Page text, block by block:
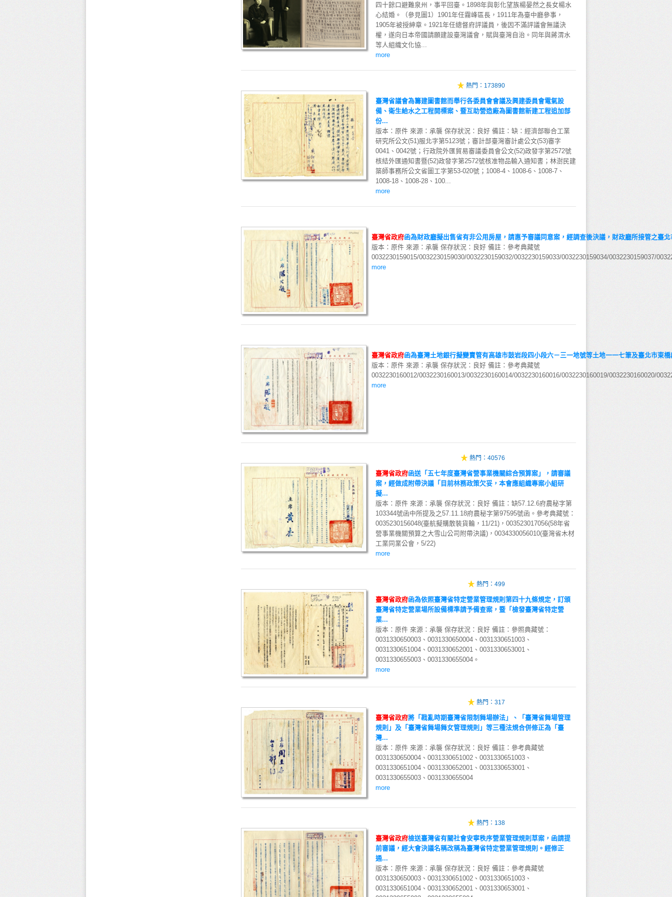
四十餘口避難泉州，事平回臺。1898年與彰化望族楊晏然之長女楊水
心結婚。（參見圖1）1901年任霧峰區長，1911年為臺中廳參事，
1905年被授紳章。1921年任總督府評議員，後因不滿評議會無議決
權，遂向日本帝國請願建設臺灣議會，賦與臺灣自治。同年與蔣渭水
等人組織文化協...
more
熱門： 173890
臺灣省議會為籌建圖書館而舉行各委員會會議及興建委員會電氣設
備、衛生給水之工程開標案、暨互助營造廠為圖書館新建工程追加部
份...
版本：原件 來源：承襲 保存狀況：良好 備註：缺：經濟部聯合工業
研究所公文(51)服北字第5123號；審計部臺灣審計處公文(53)審字
0041、0042號；行政院外匯貿易審議委員會公文(52)政發字第2572號
核結外匯通知書暨(52)政發字第2572號核准物品輸入通知書；林澍民建
築師事務所公文省圖工字第53-020號；1008-4、1008-6、1008-7、
1008-18、1008-28、100...
more
臺灣省政府函為財政廳擬出售省有非公用房屋，請惠予審議同意案，經調查後決議，財政廳所接管之臺
版本：原件 來源：承襲 保存狀況：良好 備註：參考典藏號
0032230159015/0032230159030/0032230159032/0032230159033/0032230159034/0032230159037/
more
臺灣省政府函為臺灣土地銀行擬變賣管有高雄市鼓岩段四小段六－三一地號等土地一一七筆及臺北市東
版本：原件 來源：承襲 保存狀況：良好 備註：參考典藏號
0032230160012/0032230160013/0032230160014/0032230160016/0032230160019/0032230160020/
more
熱門： 40576
臺灣省政府函送「五七年度臺灣省營事業機關綜合預算案」，請審議
案，經做成附帶決議「目前林務政策欠妥，本會應組織專案小組研
擬...
版本：原件 來源：承襲 保存狀況：良好 備註：缺57.12.6府農秘字第
103344號函中所提及之57.11.18府農秘字第97595號函。參考典藏號：
0035230156048(臺航擬購散裝貨輪，11/21)，003523017056(58年省
營事業機關預算之大雪山公司附帶決議)，0034330056010(臺灣省木材
工業同業公會，5/22)
more
熱門： 499
臺灣省政府函為依照臺灣省特定營業管理規則第四十九條規定，訂頒
臺灣省特定營業場所設備標準請予備查案，暨「檢發臺灣省特定營
業...
版本：原件 來源：承襲 保存狀況：良好 備註：參照典藏號：
0031330650003、0031330650004、0031330651003、
0031330651004、0031330652001、0031330653001、
0031330655003、0031330655004。
more
熱門： 317
臺灣省政府將「戡亂時期臺灣省限制舞場辦法」、「臺灣省舞場管理
規則」及「臺灣省舞場舞女管理規則」等三種法規合併修正為「臺
灣...
版本：原件 來源：承襲 保存狀況：良好 備註：參考典藏號
0031330650004、0031330651002、0031330651003、
0031330651004、0031330652001、0031330653001、
0031330655003、0031330655004
more
熱門： 138
臺灣省政府檢送臺灣省有關社會安寧秩序營業管理規則草案，函請提
前審議，經大會決議名稱改稱為臺灣省特定營業管理規則。經修正
通...
版本：原件 來源：承襲 保存狀況：良好 備註：參考典藏號
0031330650003、0031330651002、0031330651003、
0031330651004、0031330652001、0031330653001、